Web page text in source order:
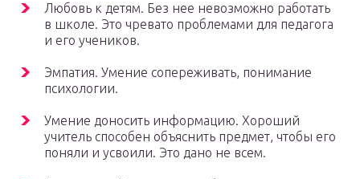
Любовь к детям. Без нее невозможно работать
в школе. Это чревато проблемами для педагога
и его учеников.
Эмпатия. Умение сопереживать, понимание
психологии.
Умение доносить информацию. Хороший
учитель способен объяснить предмет, чтобы его
поняли и усвоили. Это дано не всем.